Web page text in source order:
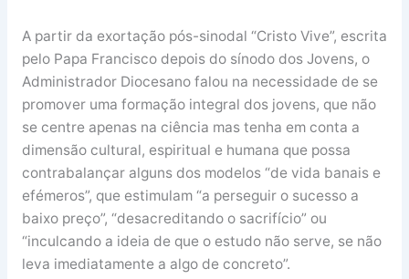
A partir da exortação pós-sinodal “Cristo Vive”, escrita
pelo Papa Francisco depois do sínodo dos Jovens, o
Administrador Diocesano falou na necessidade de se
promover uma formação integral dos jovens, que não
se centre apenas na ciência mas tenha em conta a
dimensão cultural, espiritual e humana que possa
contrabalançar alguns dos modelos “de vida banais e
efémeros”, que estimulam “a perseguir o sucesso a
baixo preço”, “desacreditando o sacrifício” ou
“inculcando a ideia de que o estudo não serve, se não
leva imediatamente a algo de concreto”.